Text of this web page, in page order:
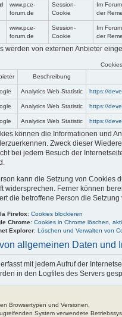
www.pce-
forum.de
Session-
Cookie
Im Forum
der
www.pce-
forum.de
Session-
Cookie
Im Forum
der
werden von externen Anbieter
Beschreibung
Analytics Web Statistic https://
Analytics Web Statistic https://
Analytics Web Statistic https://
können die Informationen und
Zweck dieser
bei jedem Besuch der
kann die Setzung von Cookies
widersprechen. Ferner können
die betroffene Person die
Firefox: Cookies blockieren
Chrome: Cookies in Chrome löschen,
Explorer: Löschen und Verwalten von
allgemeinen Daten und
mit jedem Aufruf der
in den Logfiles des Servers
Browsertypen und Versionen,
System verwendete